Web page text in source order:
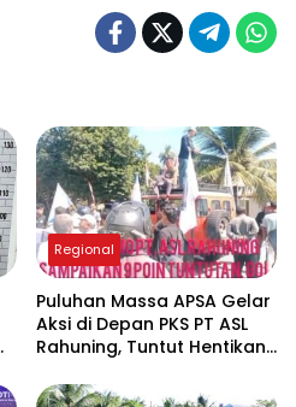
Regional
Puluhan Massa APSA Gelar
Aksi di Depan PKS PT ASL
Rahuning, Tuntut Hentikan
Sungai Asahan